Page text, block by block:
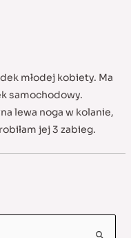
młodej kobiety. Ma
samochodowy.
lewa noga w kolanie,
jej 3 zabieg.